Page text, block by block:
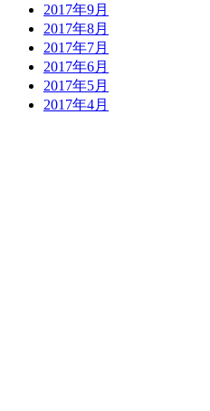
2017年9月
2017年8月
2017年7月
2017年6月
2017年5月
2017年4月